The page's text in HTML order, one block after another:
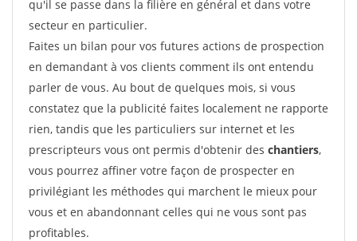
qu'il se passe dans la filière en général et dans votre
secteur en particulier.
Faites un bilan pour vos futures actions de prospection
en demandant à vos clients comment ils ont entendu
parler de vous. Au bout de quelques mois, si vous
constatez que la publicité faites localement ne rapporte
rien, tandis que les particuliers sur internet et les
prescripteurs vous ont permis d'obtenir des chantiers,
vous pourrez affiner votre façon de prospecter en
privilégiant les méthodes qui marchent le mieux pour
vous et en abandonnant celles qui ne vous sont pas
profitables.